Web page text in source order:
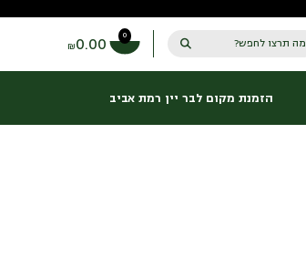
מה תרצו לחפש?
0
₪0.00
הזמנת מקום לבר יין רמת אביב